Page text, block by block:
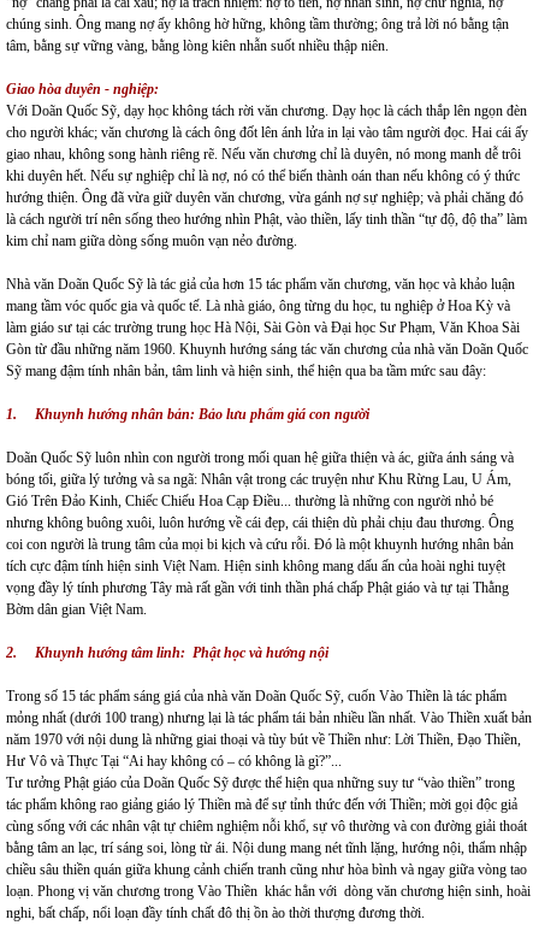
chúng sinh. Ông mang nợ ấy không hờ hững, không tầm thường; ông trả lời nó bằng tận
tâm, bằng sự vững vàng, bằng lòng kiên nhẫn suốt nhiều thập niên.
Giao hòa duyên - nghiệp:
Với Doãn Quốc Sỹ, dạy học không tách rời văn chương. Dạy học là cách thắp lên ngọn đèn
cho người khác; văn chương là cách ông đốt lên ánh lửa in lại vào tâm người đọc. Hai cái ấy
giao nhau, không song hành riêng rẽ. Nếu văn chương chỉ là duyên, nó mong manh dễ trôi
khi duyên hết. Nếu sự nghiệp chỉ là nợ, nó có thể biến thành oán than nếu không có ý thức
hướng thiện. Ông đã vừa giữ duyên văn chương, vừa gánh nợ sự nghiệp; và phải chăng đó
là cách người trí nên sống theo hướng nhìn Phật, vào thiền, lấy tinh thần “tự độ, độ tha” làm
kim chỉ nam giữa dòng sống muôn vạn nẻo đường.
Nhà văn Doãn Quốc Sỹ là tác giả của hơn 15 tác phẩm văn chương, văn học và khảo luận
mang tầm vóc quốc gia và quốc tế. Là nhà giáo, ông từng du học, tu nghiệp ở Hoa Kỳ và
làm giáo sư tại các trường trung học Hà Nội, Sài Gòn và Đại học Sư Phạm, Văn Khoa Sài
Gòn từ đầu những năm 1960. Khuynh hướng sáng tác văn chương của nhà văn Doãn Quốc
Sỹ mang đậm tính nhân bản, tâm linh và hiện sinh, thể hiện qua ba tầm mức sau đây:
1. Khuynh hướng nhân bản: Bảo lưu phẩm giá con người
Doãn Quốc Sỹ luôn nhìn con người trong mối quan hệ giữa thiện và ác, giữa ánh sáng và
bóng tối, giữa lý tưởng và sa ngã: Nhân vật trong các truyện như Khu Rừng Lau, U Ám,
Gió Trên Đảo Kinh, Chiếc Chiếu Hoa Cạp Điều... thường là những con người nhỏ bé
nhưng không buông xuôi, luôn hướng về cái đẹp, cái thiện dù phải chịu đau thương. Ông
coi con người là trung tâm của mọi bi kịch và cứu rỗi. Đó là một khuynh hướng nhân bản
tích cực đậm tính hiện sinh Việt Nam. Hiện sinh không mang dấu ấn của hoài nghi tuyệt
vọng đầy lý tính phương Tây mà rất gần với tinh thần phá chấp Phật giáo và tự tại Thằng
Bờm dân gian Việt Nam.
2. Khuynh hướng tâm linh: Phật học và hướng nội
Trong số 15 tác phẩm sáng giá của nhà văn Doãn Quốc Sỹ, cuốn Vào Thiền là tác phẩm
mỏng nhất (dưới 100 trang) nhưng lại là tác phẩm tái bản nhiều lần nhất. Vào Thiền xuất bản
năm 1970 với nội dung là những giai thoại và tùy bút về Thiền như: Lời Thiền, Đạo Thiền,
Hư Vô và Thực Tại “Ai hay không có – có không là gì?”...
Tư tưởng Phật giáo của Doãn Quốc Sỹ được thể hiện qua những suy tư “vào thiền” trong
tác phẩm không rao giảng giáo lý Thiền mà để sự tỉnh thức đến với Thiền; mời gọi độc giả
cùng sống với các nhân vật tự chiêm nghiệm nỗi khổ, sự vô thường và con đường giải thoát
bằng tâm an lạc, trí sáng soi, lòng từ ái. Nội dung mang nét tĩnh lặng, hướng nội, thẩm nhập
chiều sâu thiền quán giữa khung cảnh chiến tranh cũng như hòa bình và ngay giữa vòng tao
loạn. Phong vị văn chương trong Vào Thiền khác hẳn với dòng văn chương hiện sinh, hoài
nghi, bất chấp, nổi loạn đầy tính chất đô thị ồn ào thời thượng đương thời.